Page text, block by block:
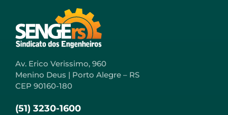
Av. Erico Verissimo, 960
Menino Deus | Porto Alegre – RS
CEP 90160-180
(51) 3230-1600